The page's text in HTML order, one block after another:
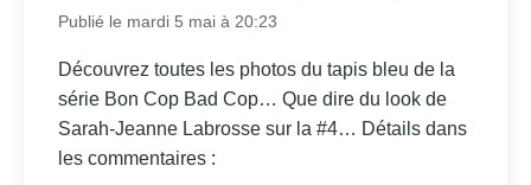
Publié le mardi 5 mai à 20:23
Découvrez toutes les photos du tapis bleu de la
série Bon Cop Bad Cop… Que dire du look de
Sarah-Jeanne Labrosse sur la #4… Détails dans
les commentaires :